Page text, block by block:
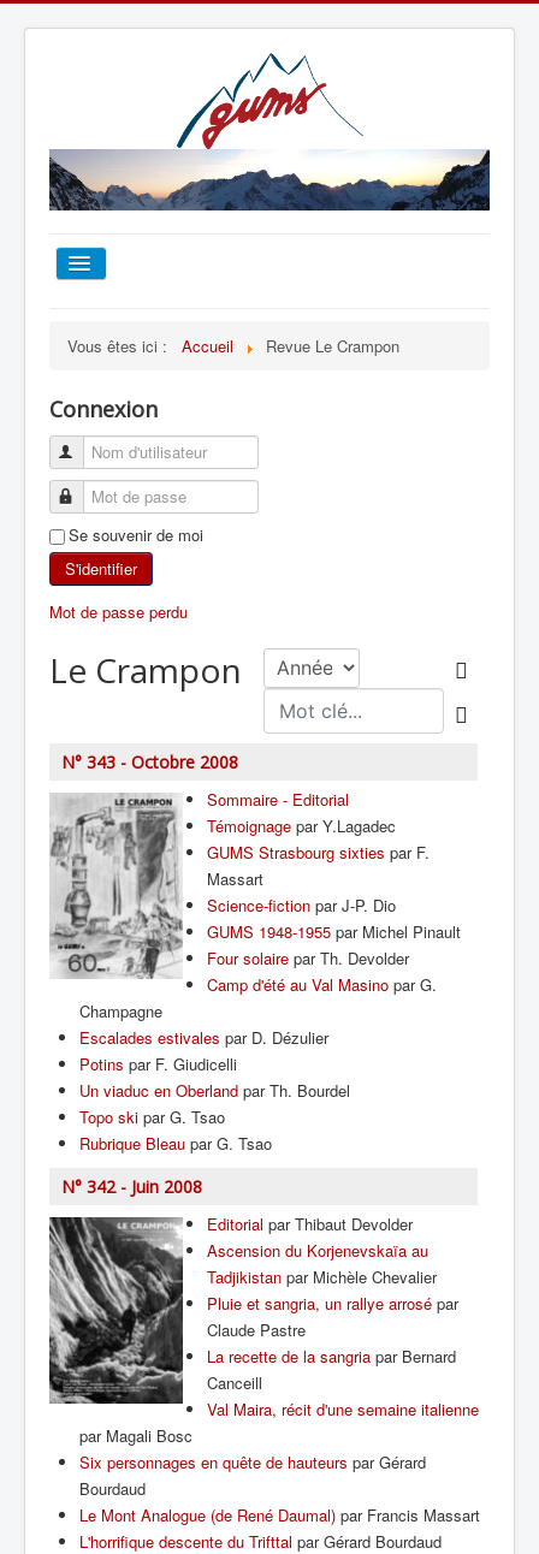
ESCALADE
ALPINISME
SKI DE RANDONNÉE
RANDONNÉE PÉDESTRE
RANDONNÉE SPORTIVE
Vous êtes ici : Accueil Revue Le Crampon
Connexion
Se souvenir de moi
S'identifier
Mot de passe perdu
Le Crampon
N° 343 - Octobre 2008
Sommaire - Editorial
Témoignagepar Y.Lagadec
GUMS Strasbourg sixties par F.
Massart
Science-fictionpar J-P. Dio
GUMS 1948-1955par Michel Pinault
Four solairepar Th. Devolder
Camp d'été au Val Masinopar G.
Champagne
Escalades estivales par D. Dézulier
Potins par F. Giudicelli
Un viaduc en Oberland par Th. Bourdel
Topo ski par G. Tsao
Rubrique Bleau par G. Tsao
N° 342 - Juin 2008
Editorial par Thibaut Devolder
Ascension du Korjenevskaïa au
Tadjikistanpar Michèle Chevalier
Pluie et sangria, un rallye arrosépar
Claude Pastre
La recette de la sangriapar Bernard
Canceill
Val Maira, récit d'une semaine italienne
par Magali Bosc
Six personnages en quête de hauteurs par Gérard
Bourdaud
Le Mont Analogue (de René Daumal) par Francis Massart
L'horrifique descente du Trifttal par Gérard Bourdaud